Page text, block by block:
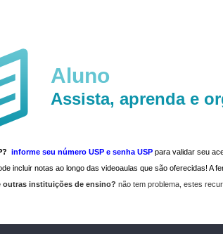
Aluno
Assista, aprenda e
informe seu número USP e senha USP para validar seu
incluir notas ao longo das videoaulas que são oferecidas! A
outras instituições de ensino? não tem problema, estes